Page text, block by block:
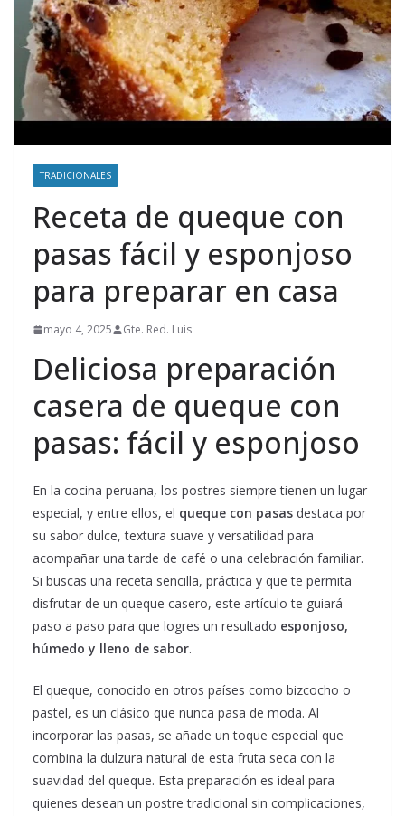
TRADICIONALES
Receta de queque con
pasas fácil y esponjoso
para preparar en casa
mayo 4, 2025 Gte. Red. Luis
Deliciosa preparación
casera de queque con
pasas: fácil y esponjoso
En la cocina peruana, los postres siempre tienen un lugar
especial, y entre ellos, el queque con pasas destaca por
su sabor dulce, textura suave y versatilidad para
acompañar una tarde de café o una celebración familiar.
Si buscas una receta sencilla, práctica y que te permita
disfrutar de un queque casero, este artículo te guiará
paso a paso para que logres un resultado esponjoso,
húmedo y lleno de sabor.
El queque, conocido en otros países como bizcocho o
pastel, es un clásico que nunca pasa de moda. Al
incorporar las pasas, se añade un toque especial que
combina la dulzura natural de esta fruta seca con la
suavidad del queque. Esta preparación es ideal para
quienes desean un postre tradicional sin complicaciones,